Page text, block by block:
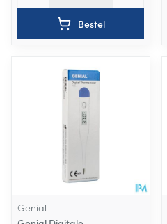
Bestel
Genial